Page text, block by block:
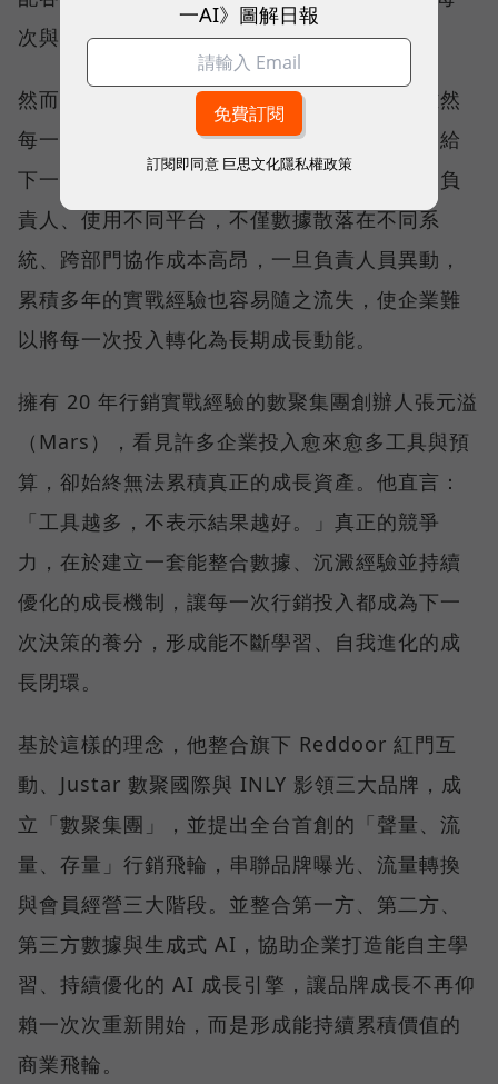
次與消費者互動的機會。
然而，這些行銷策略就如同接力賽的跑者，雖然
每一棒都努力衝刺，卻常常無法將成果順利交給
下一棒，口碑、廣告與會員經營往往分屬不同負
責人、使用不同平台，不僅數據散落在不同系
統、跨部門協作成本高昂，一旦負責人員異動，
累積多年的實戰經驗也容易隨之流失，使企業難
以將每一次投入轉化為長期成長動能。
擁有 20 年行銷實戰經驗的數聚集團創辦人張元溢
（Mars），看見許多企業投入愈來愈多工具與預
算，卻始終無法累積真正的成長資產。他直言：
「工具越多，不表示結果越好。」真正的競爭
力，在於建立一套能整合數據、沉澱經驗並持續
優化的成長機制，讓每一次行銷投入都成為下一
次決策的養分，形成能不斷學習、自我進化的成
長閉環。
基於這樣的理念，他整合旗下 Reddoor 紅門互
動、Justar 數聚國際與 INLY 影領三大品牌，成
立「數聚集團」，並提出全台首創的「聲量、流
量、存量」行銷飛輪，串聯品牌曝光、流量轉換
與會員經營三大階段。並整合第一方、第二方、
第三方數據與生成式 AI，協助企業打造能自主學
習、持續優化的 AI 成長引擎，讓品牌成長不再仰
賴一次次重新開始，而是形成能持續累積價值的
商業飛輪。
一AI》圖解日報
訂閱即同意 巨思文化隱私權政策